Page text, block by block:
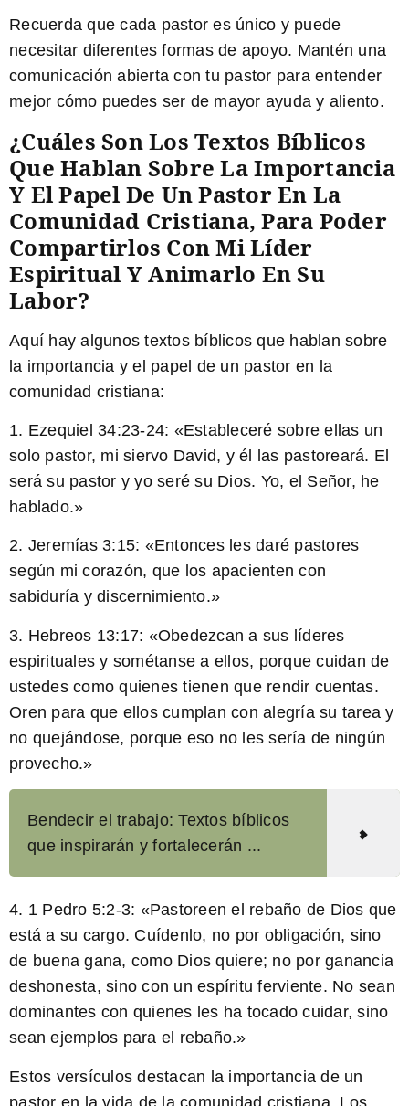
Recuerda que cada pastor es único y puede
necesitar diferentes formas de apoyo. Mantén una
comunicación abierta con tu pastor para entender
mejor cómo puedes ser de mayor ayuda y aliento.
¿Cuáles Son Los Textos Bíblicos
Que Hablan Sobre La Importancia
Y El Papel De Un Pastor En La
Comunidad Cristiana, Para Poder
Compartirlos Con Mi Líder
Espiritual Y Animarlo En Su
Labor?
Aquí hay algunos textos bíblicos que hablan sobre
la importancia y el papel de un pastor en la
comunidad cristiana:
1. Ezequiel 34:23-24: «Estableceré sobre ellas un
solo pastor, mi siervo David, y él las pastoreará. El
será su pastor y yo seré su Dios. Yo, el Señor, he
hablado.»
2. Jeremías 3:15: «Entonces les daré pastores
según mi corazón, que los apacienten con
sabiduría y discernimiento.»
3. Hebreos 13:17: «Obedezcan a sus líderes
espirituales y sométanse a ellos, porque cuidan de
ustedes como quienes tienen que rendir cuentas.
Oren para que ellos cumplan con alegría su tarea y
no quejándose, porque eso no les sería de ningún
provecho.»
Bendecir el trabajo: Textos bíblicos
que inspirarán y fortalecerán ...
4. 1 Pedro 5:2-3: «Pastoreen el rebaño de Dios que
está a su cargo. Cuídenlo, no por obligación, sino
de buena gana, como Dios quiere; no por ganancia
deshonesta, sino con un espíritu ferviente. No sean
dominantes con quienes les ha tocado cuidar, sino
sean ejemplos para el rebaño.»
Estos versículos destacan la importancia de un
pastor en la vida de la comunidad cristiana. Los